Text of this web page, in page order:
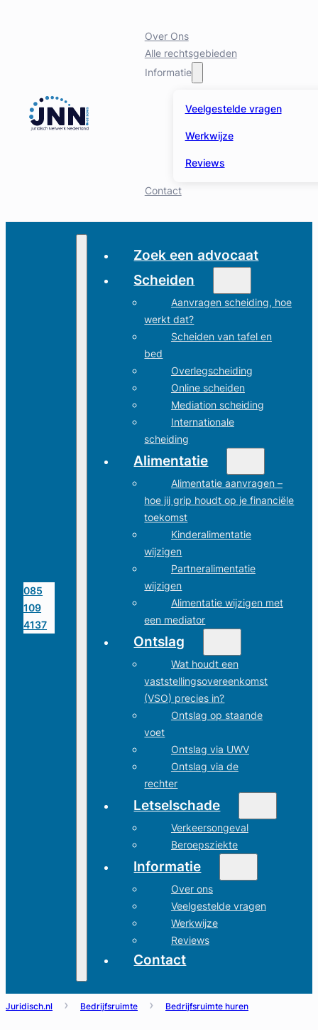
Over Ons
Alle rechtsgebieden
Informatie
Veelgestelde vragen
Werkwijze
Reviews
Contact
085
109
4137
Zoek een advocaat
Scheiden
Aanvragen scheiding, hoe
werkt dat?
Scheiden van tafel en
bed
Overlegscheiding
Online scheiden
Mediation scheiding
Internationale
scheiding
Alimentatie
Alimentatie aanvragen –
hoe jij grip houdt op je financiële
toekomst
Kinderalimentatie
wijzigen
Partneralimentatie
wijzigen
Alimentatie wijzigen met
een mediator
Ontslag
Wat houdt een
vaststellingsovereenkomst
(VSO) precies in?
Ontslag op staande
voet
Ontslag via UWV
Ontslag via de
rechter
Letselschade
Verkeersongeval
Beroepsziekte
Informatie
Over ons
Veelgestelde vragen
Werkwijze
Reviews
Contact
Juridisch.nl Bedrijfsruimte Bedrijfsruimte huren